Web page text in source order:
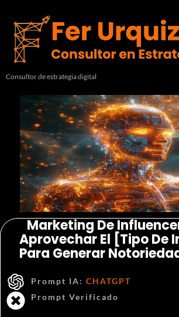
Consultor de estrategia digital
Marketing De
Aprovechar El [tipo De
Para Generar
Prompt IA: CHATGPT
Prompt Verificado